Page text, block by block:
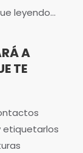
leyendo…
A
TE